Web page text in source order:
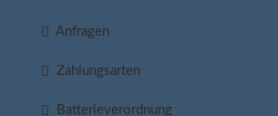
Anfragen
Zahlungsarten
Batterieverordnung